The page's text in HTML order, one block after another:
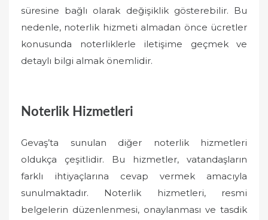
süresine bağlı olarak değişiklik gösterebilir. Bu
nedenle, noterlik hizmeti almadan önce ücretler
konusunda noterliklerle iletişime geçmek ve
detaylı bilgi almak önemlidir.
Noterlik Hizmetleri
Gevaş’ta sunulan diğer noterlik hizmetleri
oldukça çeşitlidir. Bu hizmetler, vatandaşların
farklı ihtiyaçlarına cevap vermek amacıyla
sunulmaktadır. Noterlik hizmetleri, resmi
belgelerin düzenlenmesi, onaylanması ve tasdik